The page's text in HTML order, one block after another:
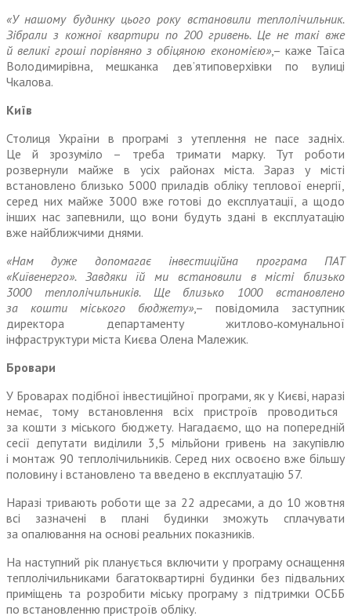
«У нашому будинку цього року встановили теплолічильник.
Зібрали з кожної квартири по 200 гривень. Ценетакі вже
й великі гроші порівняно з обіцяною економією»,– каже Таїса
Володимирівна, мешканка дев’ятиповерхівки по вулиці
Чкалова.
Київ
Столиця України в програмі з утеплення непасе задніх.
Це й зрозуміло – треба тримати марку. Тут роботи
розвернули майже в усіх районах міста. Зараз у місті
встановлено близько 5000 приладів обліку теплової енергії,
серед них майже 3000 вже готові до експлуатації, а щодо
інших нас запевнили, що вони будуть здані в експлуатацію
вже найближчими днями.
«Нам дуже допомагає інвестиційна програма ПАТ
«Київенерго». Завдяки їй ми встановили в місті близько
3000 теплолічильників. Ще близько 1000 встановлено
за кошти міського бюджету»,– повідомила заступник
директора департаменту житлово‑комунальної
інфраструктури міста Києва Олена Малежик.
Бровари
У Броварах подібної інвестиційної програми, як у Києві, наразі
немає, тому встановлення всіх пристроїв проводиться
за кошти з міського бюджету. Нагадаємо, що на попередній
сесії депутати виділили 3,5 мільйони гривень на закупівлю
і монтаж 90 теплолічильників. Серед них освоєно вже більшу
половину і встановлено та введено в експлуатацію 57.
Наразі тривають роботи ще за 22 адресами, а до 10 жовтня
всі зазначені в плані будинки зможуть сплачувати
за опалювання на основі реальних показників.
На наступний рік планується включити у програму оснащення
теплолічильниками багатоквартирні будинки без підвальних
приміщень та розробити міську програму з підтримки ОСББ
по встановленню пристроїв обліку.